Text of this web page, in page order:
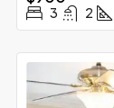
3 2